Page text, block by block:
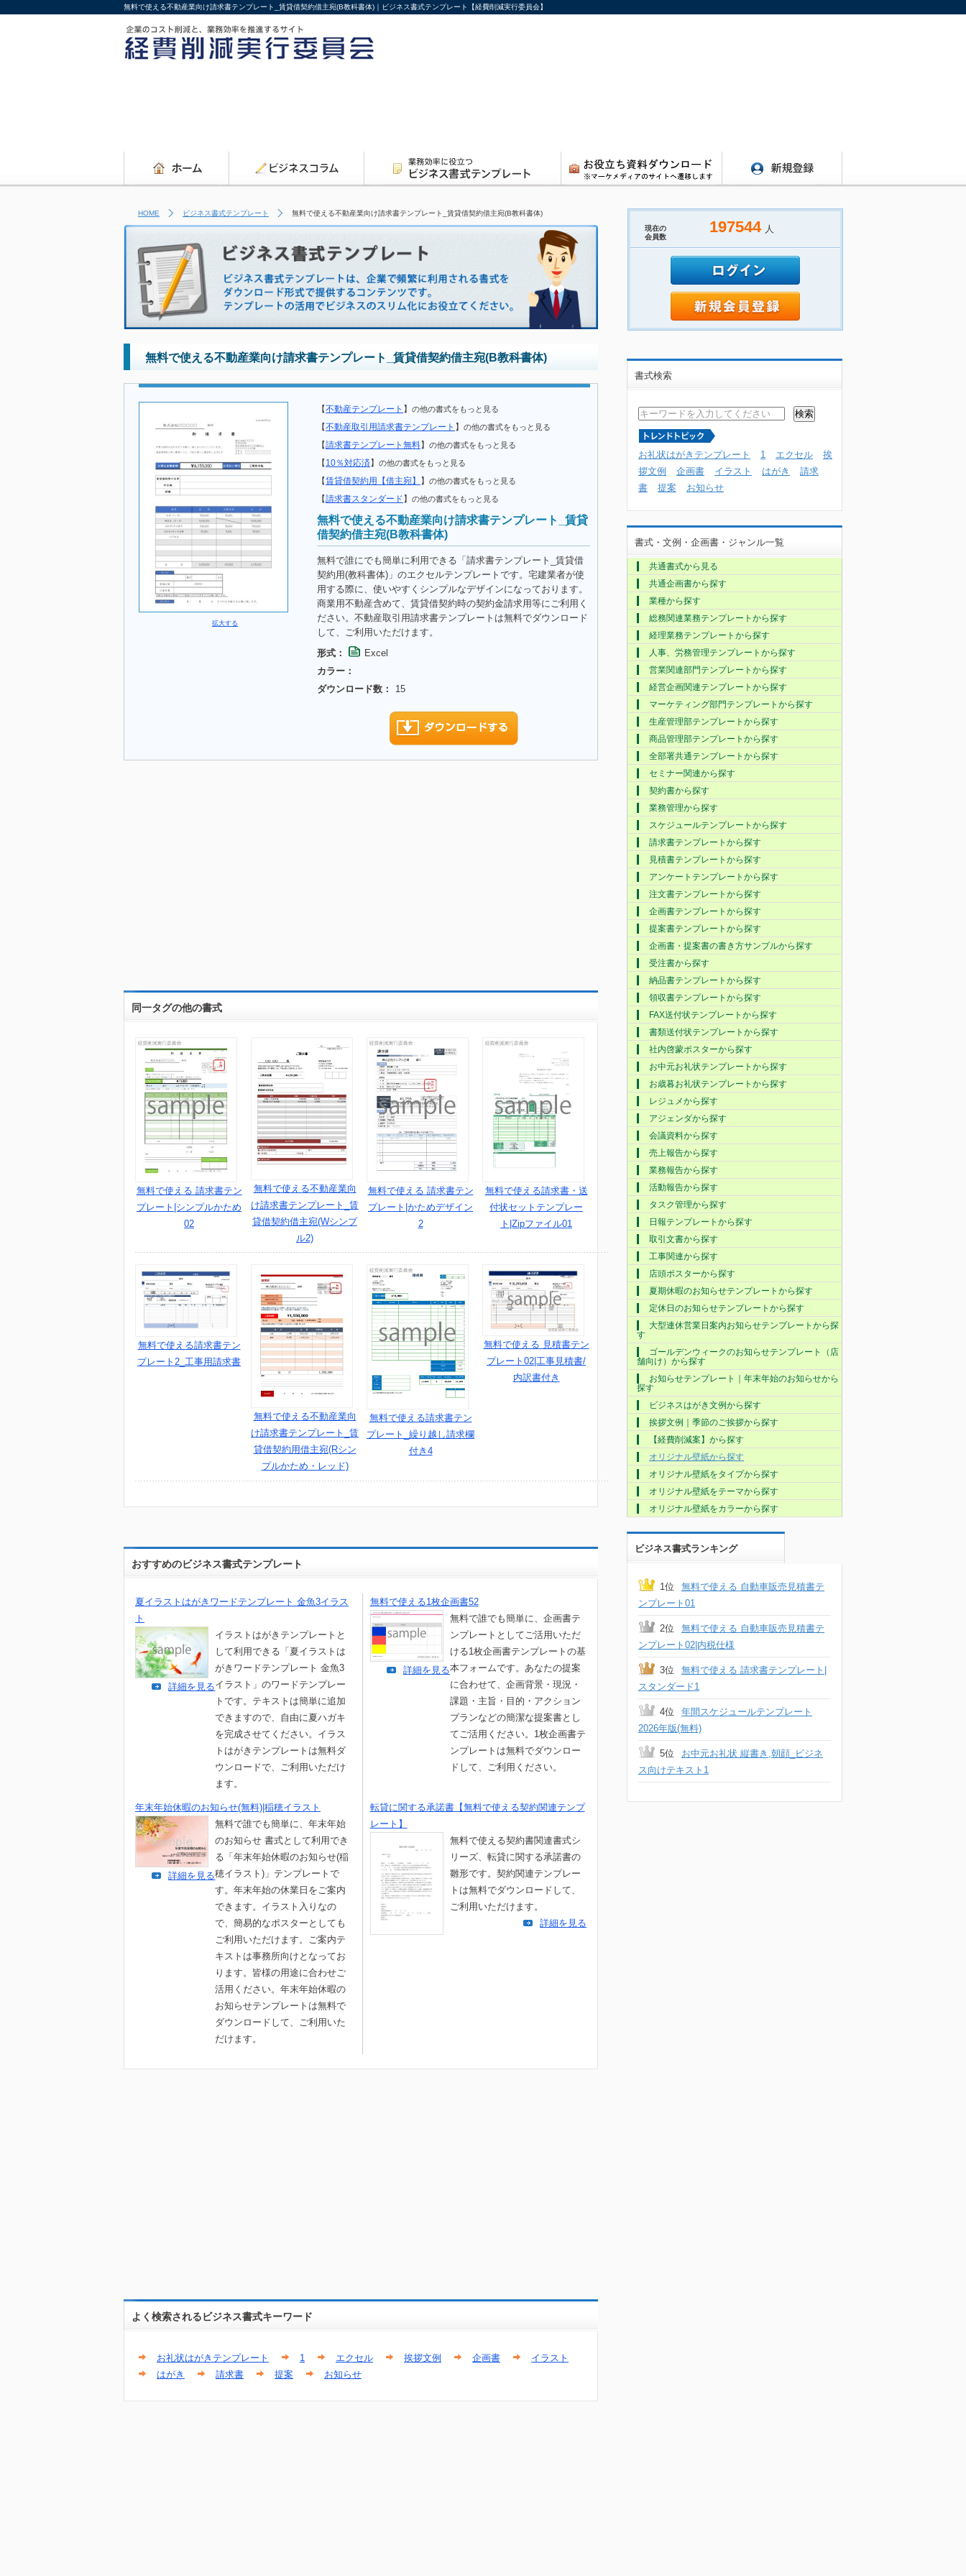
無料で使える不動産業向け請求書テンプレート_賃貸借契約借主宛(B教科書体)｜ビジネス書式テンプレート【経費削減実行委員会】
HOME ビジネス書式テンプレート 無料で使える不動産業向け請求書テンプレート_賃貸借契約借主宛(B教科書体)
無料で使える不動産業向け請求書テンプレート_賃貸借契約借主宛(B教科書体)
拡大する
【不動産テンプレート 】 の他の書式をもっと見る
【不動産取引用請求書テンプレート 】 の他の書式をもっと見る
【請求書テンプレート無料】 の他の書式をもっと見る
【10％対応済】 の他の書式をもっと見る
【賃貸借契約用【借主宛】 】 の他の書式をもっと見る
【請求書スタンダード】 の他の書式をもっと見る
無料で使える不動産業向け請求書テンプレート_賃貸
借契約借主宛(B教科書体)
無料で誰にでも簡単に利用できる「請求書テンプレート_賃貸借
契約用(教科書体)」のエクセルテンプレートです。宅建業者が使
用する際に、使いやすくシンプルなデザインになっております。
商業用不動産含めて、賃貸借契約時の契約金請求用等にご利用く
ださい。不動産取引用請求書テンプレートは無料でダウンロード
して、ご利用いただけます。
形式：
Excel
カラー：
ダウンロード数：
15
同一タグの他の書式
無料で使える 請求書テン
プレート|シンプルかため
02
無料で使える不動産業向
け請求書テンプレート_賃
貸借契約借主宛(Wシンプ
ル2)
無料で使える 請求書テン
プレート|かためデザイン
2
無料で使える請求書・送
付状セットテンプレー
ト|Zipファイル01
無料で使える請求書テン
プレート2_工事用請求書
無料で使える不動産業向
け請求書テンプレート_賃
貸借契約用借主宛(Rシン
プルかため・レッド)
無料で使える請求書テン
プレート_繰り越し請求欄
付き4
無料で使える 見積書テン
プレート02|工事見積書/
内訳書付き
おすすめのビジネス書式テンプレート
夏イラストはがきワードテンプレート 金魚3イラス
ト
イラストはがきテンプレートと
して利用できる「夏イラストは
がきワードテンプレート 金魚3
イラスト」のワードテンプレー
トです。テキストは簡単に追加
できますので、自由に夏ハガキ
を完成させてください。イラス
トはがきテンプレートは無料ダ
ウンロードで、ご利用いただけ
ます。
詳細を見る
無料で使える1枚企画書52
無料で誰でも簡単に、企画書テ
ンプレートとしてご活用いただ
ける1枚企画書テンプレートの基
本フォームです。あなたの提案
に合わせて、企画背景・現況・
課題・主旨・目的・アクション
プランなどの簡潔な提案書とし
てご活用ください。1枚企画書テ
ンプレートは無料でダウンロー
ドして、ご利用ください。
詳細を見る
年末年始休暇のお知らせ(無料)|稲穂イラスト
無料で誰でも簡単に、年末年始
のお知らせ 書式として利用でき
る「年末年始休暇のお知らせ(稲
穂イラスト)」テンプレートで
す。年末年始の休業日をご案内
できます。イラスト入りなの
で、簡易的なポスターとしても
ご利用いただけます。ご案内テ
キストは事務所向けとなってお
ります。皆様の用途に合わせご
活用ください。年末年始休暇の
お知らせテンプレートは無料で
ダウンロードして、ご利用いた
だけます。
詳細を見る
転貸に関する承諾書【無料で使える契約関連テンプ
レート】
無料で使える契約書関連書式シ
リーズ、転貸に関する承諾書の
雛形です。契約関連テンプレー
トは無料でダウンロードして、
ご利用いただけます。
詳細を見る
よく検索されるビジネス書式キーワード
お礼状はがきテンプレート 1 エクセル 挨拶文例 企画書
イラスト
はがき
請求書 提案 お知らせ
現在の
会員数
197544 人
書式検索
お礼状はがきテンプレート 1 エクセル
挨
拶文例
企画書 イラスト はがき
請求
書
提案 お知らせ
書式・文例・企画書・ジャンル一覧
共通書式から見る
共通企画書から探す
業種から探す
総務関連業務テンプレートから探す
経理業務テンプレートから探す
人事、労務管理テンプレートから探す
営業関連部門テンプレートから探す
経営企画関連テンプレートから探す
マーケティング部門テンプレートから探す
生産管理部テンプレートから探す
商品管理部テンプレートから探す
全部署共通テンプレートから探す
セミナー関連から探す
契約書から探す
業務管理から探す
スケジュールテンプレートから探す
請求書テンプレートから探す
見積書テンプレートから探す
アンケートテンプレートから探す
注文書テンプレートから探す
企画書テンプレートから探す
提案書テンプレートから探す
企画書・提案書の書き方サンプルから探す
受注書から探す
納品書テンプレートから探す
領収書テンプレートから探す
FAX送付状テンプレートから探す
書類送付状テンプレートから探す
社内啓蒙ポスターから探す
お中元お礼状テンプレートから探す
お歳暮お礼状テンプレートから探す
レジュメから探す
アジェンダから探す
会議資料から探す
売上報告から探す
業務報告から探す
活動報告から探す
タスク管理から探す
日報テンプレートから探す
取引文書から探す
工事関連から探す
店頭ポスターから探す
夏期休暇のお知らせテンプレートから探す
定休日のお知らせテンプレートから探す
大型連休営業日案内お知らせテンプレートから探
す
ゴールデンウィークのお知らせテンプレート（店
舗向け）から探す
お知らせテンプレート｜年末年始のお知らせから
探す
ビジネスはがき文例から探す
挨拶文例｜季節のご挨拶から探す
【経費削減案】から探す
オリジナル壁紙から探す
オリジナル壁紙をタイプから探す
オリジナル壁紙をテーマから探す
オリジナル壁紙をカラーから探す
ビジネス書式ランキング
1位
無料で使える 自動車販売見積書テ
ンプレート01
2位
無料で使える 自動車販売見積書テ
ンプレート02|内税仕様
3位
無料で使える 請求書テンプレート|
スタンダード1
4位
年間スケジュールテンプレート
2026年版(無料)
5位
お中元お礼状 縦書き,朝顔_ビジネ
ス向けテキスト1